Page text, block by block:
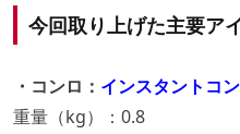
今回取り上げた主要ア
・コンロ： インスタントコ
重量（kg）：0.8